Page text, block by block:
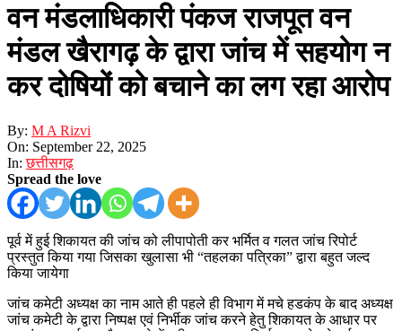
वन मंडलाधिकारी पंकज राजपूत वन
मंडल खैरागढ़ के द्वारा जांच में सहयोग न
कर दोषियों को बचाने का लग रहा आरोप
By: M A Rizvi
On: September 22, 2025
In: छत्तीसगढ़
Spread the love
पूर्व में हुई शिकायत की जांच को लीपापोती कर भर्मित व गलत जांच रिपोर्ट
प्रस्तुत किया गया जिसका खुलासा भी “तहलका पत्रिका” द्वारा बहुत जल्द
किया जायेगा
जांच कमेटी अध्यक्ष का नाम आते ही पहले ही विभाग में मचे हडकंप के बाद अध्यक्ष
जांच कमेटी के द्वारा निष्पक्ष एवं निर्भीक जांच करने हेतु शिकायत के आधार पर